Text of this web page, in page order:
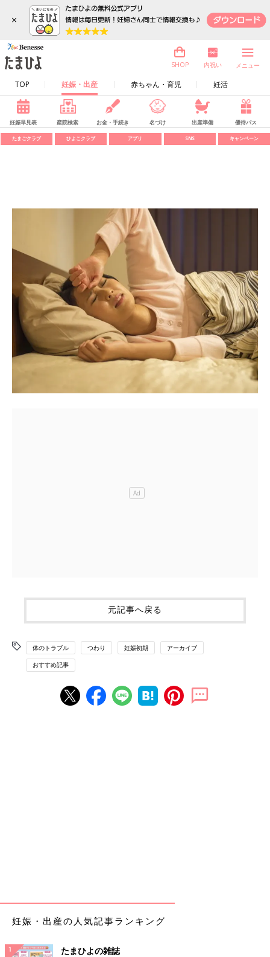
×
TOP 妊娠・出産 赤ちゃん・育児 妊活
SHOP 内祝い メニュー
妊娠早見表 産院検索 お金・手続き 名づけ 出産準備 優待パス
たまごクラブ ひよこクラブ アプリ SNS キャンペーン
元記事へ戻る
体のトラブル つわり 妊娠初期 アーカイブ
おすすめ記事
妊娠・出産の人気記事ランキング
たまひよの雑誌